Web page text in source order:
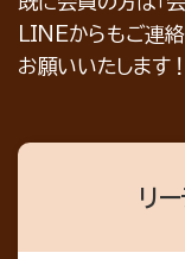
LINEからもご連
お願いいたします！
リ